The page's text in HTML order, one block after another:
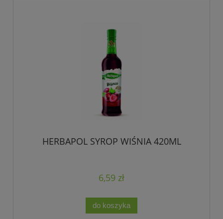
HERBAPOL SYROP WIŚNIA 420ML
6,59 zł
do koszyka